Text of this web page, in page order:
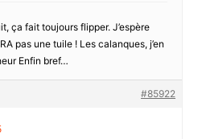
ça fait toujours flipper. J’espère
pas une tuile ! Les calanques, j’en
Enfin bref…
#85922